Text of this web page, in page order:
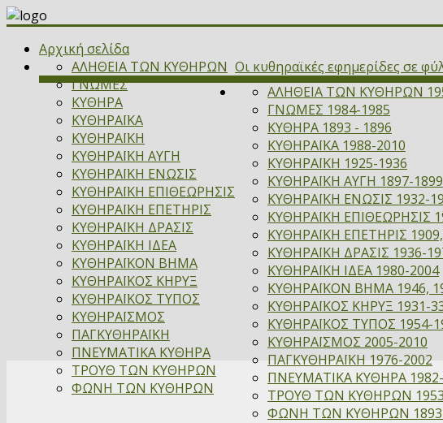
Αρχική σελίδα
Οι κυθηραϊκές εφημερίδες σε
ΑΛΗΘΕΙΑ ΤΩΝ ΚΥΘΗΡΩΝ
ΓΝΩΜΕΣ
ΚΥΘΗΡΑ
ΚΥΘΗΡΑΪΚΑ
ΚΥΘΗΡΑΪΚΗ
ΚΥΘΗΡΑΪΚΗ ΑΥΓΗ
ΚΥΘΗΡΑΪΚΗ ΕΝΩΣΙΣ
ΚΥΘΗΡΑΪΚΗ ΕΠΙΘΕΩΡΗΣΙΣ
ΚΥΘΗΡΑΪΚΗ ΕΠΕΤΗΡΙΣ
ΚΥΘΗΡΑΪΚΗ ΔΡΑΣΙΣ
ΚΥΘΗΡΑΪΚΗ ΙΔΕΑ
ΚΥΘΗΡΑΪΚΟΝ ΒΗΜΑ
ΚΥΘΗΡΑΪΚΟΣ ΚΗΡΥΞ
ΚΥΘΗΡΑΪΚΟΣ ΤΥΠΟΣ
ΚΥΘΗΡΑΪΣΜΟΣ
ΠΑΓΚΥΘΗΡΑΪΚΗ
ΠΝΕΥΜΑΤΙΚΑ ΚΥΘΗΡΑ
ΤΡΟΥΘ ΤΩΝ ΚΥΘΗΡΩΝ
ΦΩΝΗ ΤΩΝ ΚΥΘΗΡΩΝ
ΑΛΗΘΕΙΑ ΤΩΝ ΚΥΘΗΡΩΝ
ΓΝΩΜΕΣ 1984-1985
ΚΥΘΗΡΑ 1893 - 1896
ΚΥΘΗΡΑΪΚΑ 1988-2010
ΚΥΘΗΡΑΪΚΗ 1925-1936
ΚΥΘΗΡΑΪΚΗ ΑΥΓΗ 1897-1899
ΚΥΘΗΡΑΪΚΗ ΕΝΩΣΙΣ 1932-
ΚΥΘΗΡΑΪΚΗ ΕΠΙΘΕΩΡΗΣΙΣ
ΚΥΘΗΡΑΪΚΗ ΕΠΕΤΗΡΙΣ
ΚΥΘΗΡΑΪΚΗ ΔΡΑΣΙΣ 1936-
ΚΥΘΗΡΑΪΚΗ ΙΔΕΑ 1980-2004
ΚΥΘΗΡΑΪΚΟΝ ΒΗΜΑ 1946,
ΚΥΘΗΡΑΪΚΟΣ ΚΗΡΥΞ 1931-
ΚΥΘΗΡΑΪΚΟΣ ΤΥΠΟΣ 1954-
ΚΥΘΗΡΑΪΣΜΟΣ 2005-2010
ΠΑΓΚΥΘΗΡΑΪΚΗ 1976-2002
ΠΝΕΥΜΑΤΙΚΑ ΚΥΘΗΡΑ
ΤΡΟΥΘ ΤΩΝ ΚΥΘΗΡΩΝ
ΦΩΝΗ ΤΩΝ ΚΥΘΗΡΩΝ